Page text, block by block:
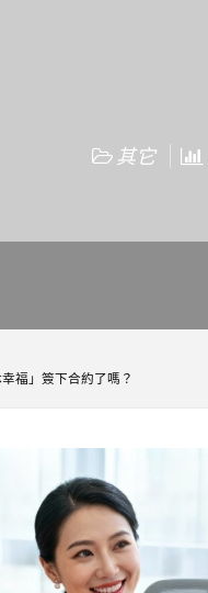
其它
福」簽下合約了嗎？